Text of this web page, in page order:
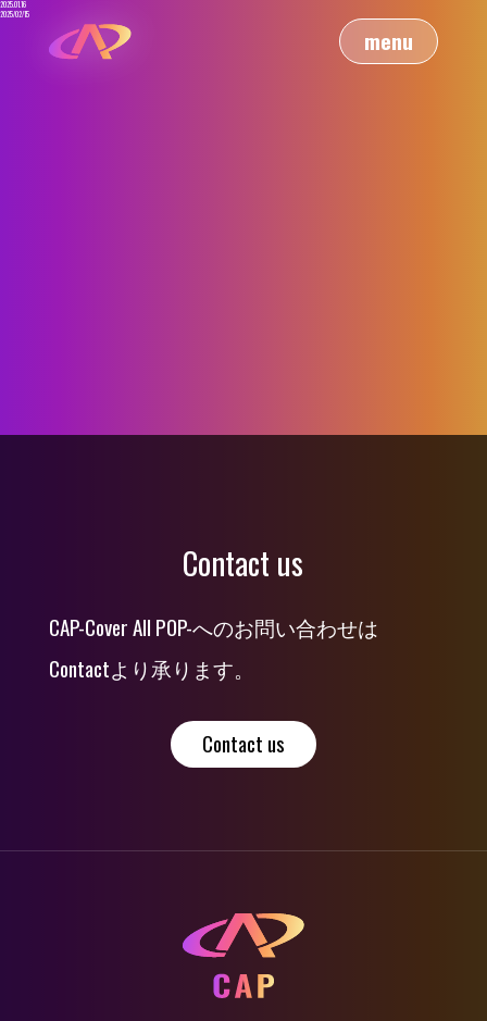
menu
2025.01.16
2025/02/15
Contact us
CAP-Cover All POP-へのお問い合わせは
Contactより承ります。
Contact us